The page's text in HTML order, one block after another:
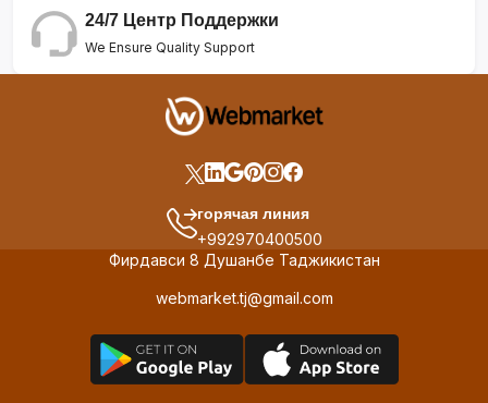
24/7 Центр Поддержки
We Ensure Quality Support
горячая линия
+992970400500
Фирдавси 8 Душанбе Таджикистан
webmarket.tj@gmail.com